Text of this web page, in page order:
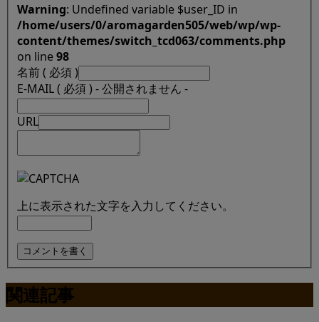
Warning : Undefined variable $user_ID in
/home/users/0/aromagarden505/web/wp/wp-
content/themes/switch_tcd063/comments.php
on line98
名前 ( 必須 )
E-MAIL ( 必須 ) - 公開されません -
URL
上に表示された文字を入力してください。
関連記事